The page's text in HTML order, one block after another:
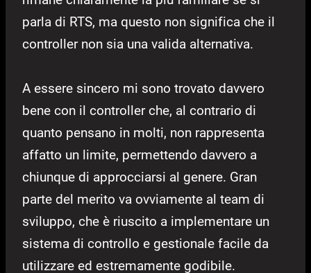
parla di RTS, ma questo non significa che il
controller non sia una valida alternativa.
A essere sincero mi sono trovato davvero
bene con il controller che, al contrario di
quanto pensano in molti, non rappresenta
affatto un limite, permettendo davvero a
chiunque di approcciarsi al genere. Gran
parte del merito va ovviamente al team di
sviluppo, che è riuscito a implementare un
sistema di controllo e gestionale facile da
utilizzare ed estremamente godibile.